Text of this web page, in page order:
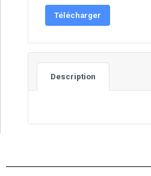
Télécharger
Description